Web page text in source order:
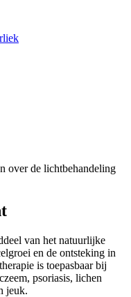
over de lichtbehandeling
van het natuurlijke
en de ontsteking in
is toepasbaar bij
psoriasis, lichen
jeuk.